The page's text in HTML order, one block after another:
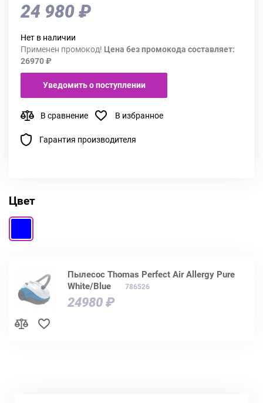
24 980 ₽
Нет в наличии
Применен промокод! Цена без промокода составляет:
26970 ₽
Уведомить о поступлении
В сравнение В избранное
Гарантия производителя
Цвет
Пылесос Thomas Perfect Air Allergy Pure
White/Blue
786526
24980 ₽